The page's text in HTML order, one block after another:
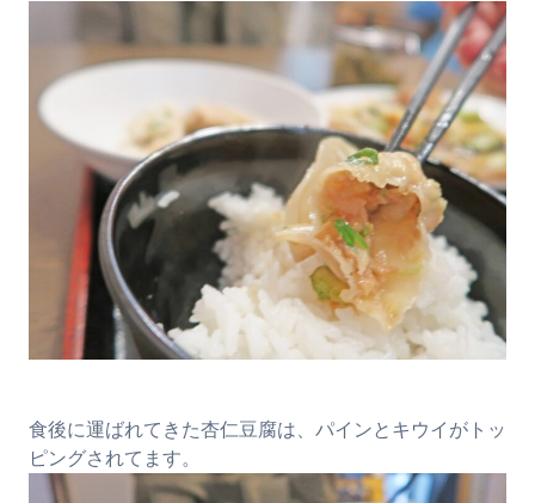
食後に運ばれてきた杏仁豆腐は、パインとキウイがトッ
ピングされてます。